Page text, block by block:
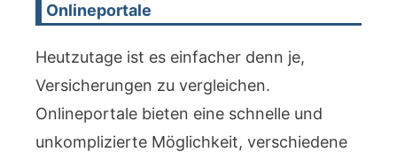
Onlineportale
Heutzutage ist es einfacher denn je,
Versicherungen zu vergleichen.
Onlineportale bieten eine schnelle und
unkomplizierte Möglichkeit, verschiedene